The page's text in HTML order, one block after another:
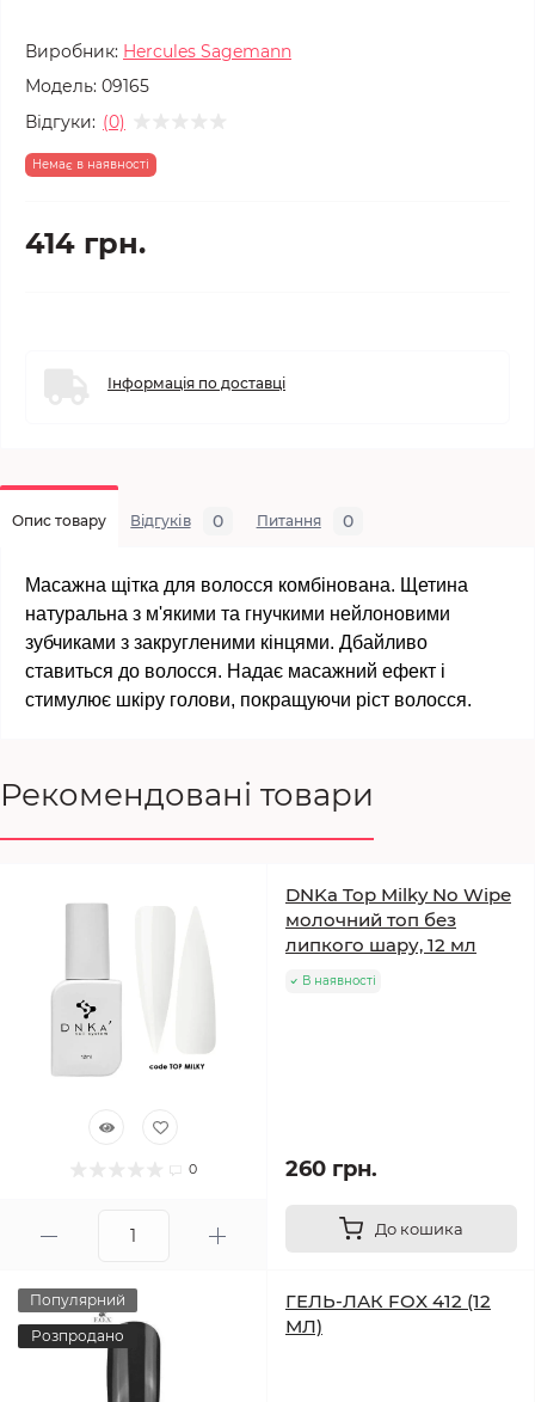
Виробник: Hercules Sagemann
Модель: 09165
Відгуки: (0)
Немає в наявності
414 грн.
Інформація по доставці
Опис товару Відгуків 0 Питання 0
Масажна щітка для волосся комбінована. Щетина
натуральна з м'якими та гнучкими нейлоновими
зубчиками з закругленими кінцями. Дбайливо
ставиться до волосся. Надає масажний ефект і
стимулює шкіру голови, покращуючи ріст волосся.
Рекомендовані товари
0
DNKa Top Milky No Wipe
молочний топ без
липкого шару, 12 мл
В наявності
260 грн.
До кошика
Популярний
Розпродано
ГЕЛЬ-ЛАК FOX 412 (12
МЛ)